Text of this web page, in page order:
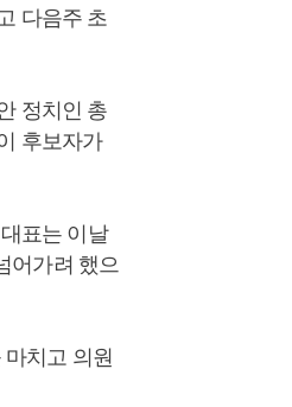
다음주 초
정치인 총
후보자가
표는 이날
어가려 했으
치고 의원